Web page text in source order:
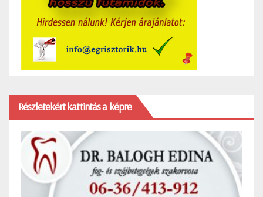
Részletekért kattintás a képre